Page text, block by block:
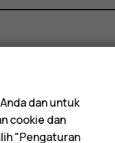
dan untuk
cookie dan
"Pengaturan